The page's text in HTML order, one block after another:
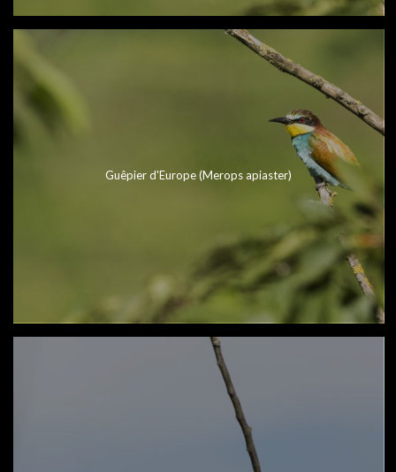
Guêpier d'Europe (Merops apiaster)